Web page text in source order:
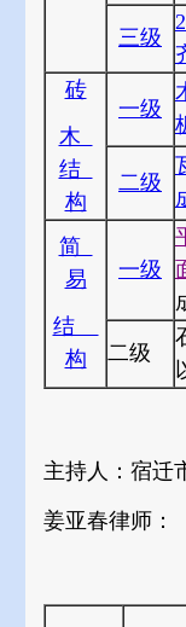
三级
砖
木
结
构
一级
二级
简
易
结
构
一级
二级
主持人：宿迁
姜亚春律师：